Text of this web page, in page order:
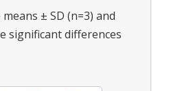
± SD (n=3) and
significant differences